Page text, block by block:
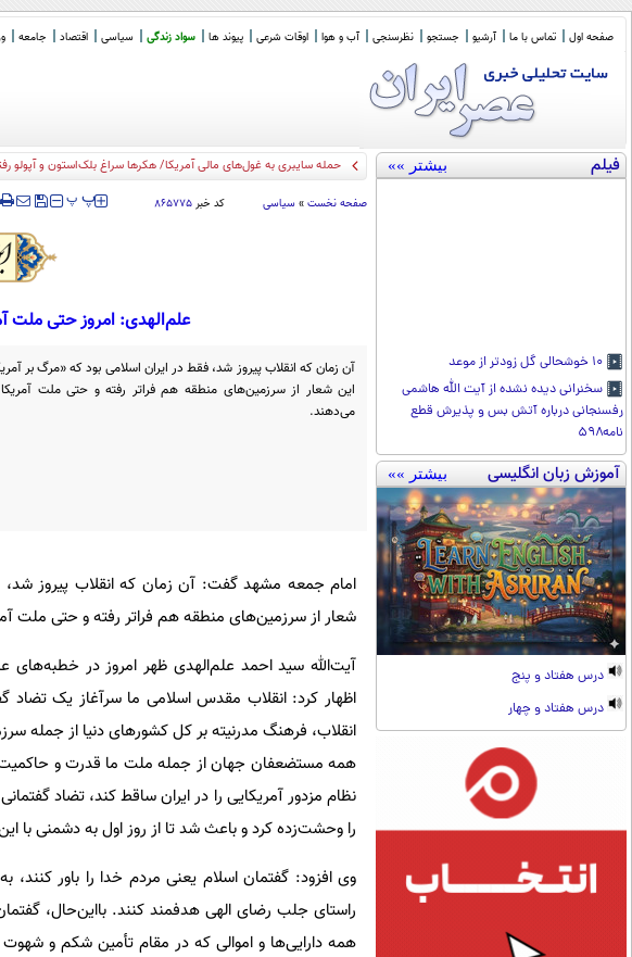
صفحه اول تماس با ما آرشیو جستجو نظرسنجی آب و هوا اوقات شرعی پیوند ها سواد زندگی سیاسی اقتصاد جامعه
فیلم بیشتر »»
سخنرانی دیده نشده از آیت الله هاشمی
رفسنجانی درباره آتش بس و پذیرش قطع
نامه۵۹۸
آموزش زبان انگلیسی بیشتر »»
درس هفتاد و پنج
درس هفتاد و چهار
بهترین هدیه_
صفحه نخست » سیاسی کد خبر۸۶۵۷۷۵ ‍‍‍ پ پ
علم‌الهدی: امروز حتی ملت
آن زمان که انقلاب پیروز شد، فقط در ایران اسلامی بود که «مرگ بر
این شعار از سرزمین‌های منطقه هم فراتر رفته و حتی ملت
می‌دهند.
امام جمعه مشهد گفت: آن زمان ‌که انقلاب پیروز شد،
شعار از سرزمین‌های منطقه هم فراتر رفته و حتی ملت
آیت‌الله سید احمد علم‌الهدی ظهر امروز در
اظهار کرد: انقلاب مقدس اسلامی ما سرآغاز یک تضاد
انقلاب، فرهنگ مدرنیته بر کل کشورهای دنیا از جمله
همه مستضعفان جهان از جمله ملت ما قدرت و
نظام مزدور آمریکایی را در ایران ساقط کند، تضاد
را وحشت‌زده کرد و باعث شد تا از روز اول به دشمنی با
وی افزود: گفتمان اسلام یعنی مردم خدا را باور
راستای جلب رضای الهی هدفمند کنند. بااین‌حال،
همه دارایی‌ها و اموالی که در مقام تأمین شکم و شهوت